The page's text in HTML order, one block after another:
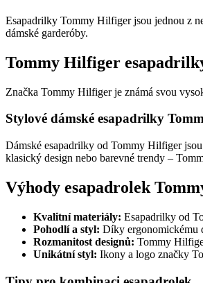
Esapadrilky Tommy Hilfiger jsou jednou z
dámské garderóby.
Tommy Hilfiger
Značka Tommy Hilfiger je známá svou
Stylové dámské esapadrilky
Dámské esapadrilky od Tommy Hilfiger
klasický design nebo barevné trendy –
Výhody esapadrolek
Kvalitní materiály: Esapadrilky od
Pohodlí a styl: Díky ergonomickému
Rozmanitost designů: Tommy
Unikátní styl: Ikony a logo značky